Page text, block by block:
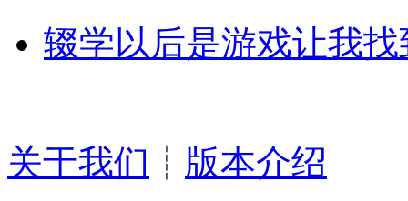
辍学以后是游戏让我
关于我们 ┊ 版本介绍